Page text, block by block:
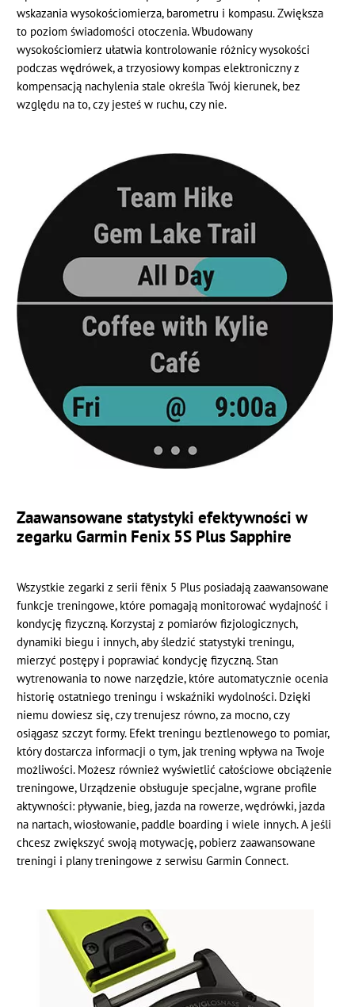
wskazania wysokościomierza, barometru i kompasu. Zwiększa
to poziom świadomości otoczenia. Wbudowany
wysokościomierz ułatwia kontrolowanie różnicy wysokości
podczas wędrówek, a trzyosiowy kompas elektroniczny z
kompensacją nachylenia stale określa Twój kierunek, bez
względu na to, czy jesteś w ruchu, czy nie.
Zaawansowane statystyki efektywności w
zegarku Garmin Fenix 5S Plus Sapphire
Wszystkie zegarki z serii fēnix 5 Plus posiadają zaawansowane
funkcje treningowe, które pomagają monitorować wydajność i
kondycję fizyczną. Korzystaj z pomiarów fizjologicznych,
dynamiki biegu i innych, aby śledzić statystyki treningu,
mierzyć postępy i poprawiać kondycję fizyczną. Stan
wytrenowania to nowe narzędzie, które automatycznie ocenia
historię ostatniego treningu i wskaźniki wydolności. Dzięki
niemu dowiesz się, czy trenujesz równo, za mocno, czy
osiągasz szczyt formy. Efekt treningu beztlenowego to pomiar,
który dostarcza informacji o tym, jak trening wpływa na Twoje
możliwości. Możesz również wyświetlić całościowe obciążenie
treningowe, Urządzenie obsługuje specjalne, wgrane profile
aktywności: pływanie, bieg, jazda na rowerze, wędrówki, jazda
na nartach, wiosłowanie, paddle boarding i wiele innych. A jeśli
chcesz zwiększyć swoją motywację, pobierz zaawansowane
treningi i plany treningowe z serwisu Garmin Connect.